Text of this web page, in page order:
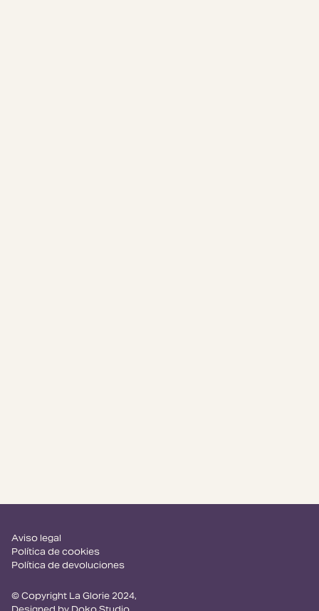
© Copyright La Glorie 2024,
Aviso legal
Política de cookies
Política de devoluciones